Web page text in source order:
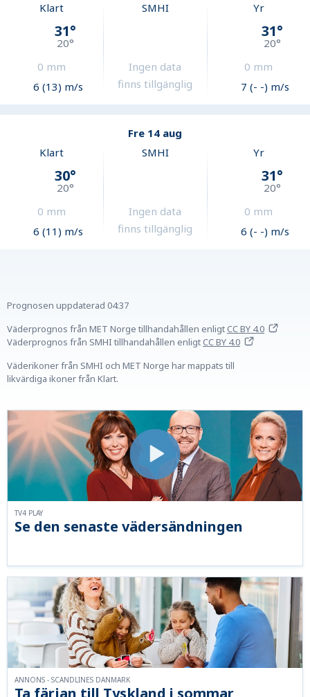
Klart
31°
20°
0 mm
6 (13) m/s
SMHI
Ingen data
finns tillgänglig
Yr
31°
20°
0 mm
7 (- -) m/s
Fre 14 aug
Klart
30°
20°
0 mm
6 (11) m/s
SMHI
Ingen data
finns tillgänglig
Yr
31°
20°
0 mm
6 (- -) m/s
Prognosen uppdaterad 04:37
Väderprognos från MET Norge tillhandahållen enligtCC BY 4.0
Väderprognos från SMHI tillhandahållen enligtCC BY 4.0
Väderikoner från SMHI och MET Norge har mappats till
likvärdiga ikoner från Klart.
Se den senaste vädersändningen
TV4 PLAY
ANNONS - SCANDLINES DANMARK